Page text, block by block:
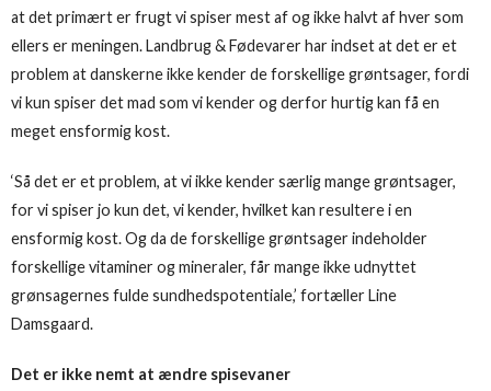
at det primært er frugt vi spiser mest af og ikke halvt af hver som
ellers er meningen. Landbrug & Fødevarer har indset at det er et
problem at danskerne ikke kender de forskellige grøntsager, fordi
vi kun spiser det mad som vi kender og derfor hurtig kan få en
meget ensformig kost.
‘Så det er et problem, at vi ikke kender særlig mange grøntsager,
for vi spiser jo kun det, vi kender, hvilket kan resultere i en
ensformig kost. Og da de forskellige grøntsager indeholder
forskellige vitaminer og mineraler, får mange ikke udnyttet
grønsagernes fulde sundhedspotentiale,’ fortæller Line
Damsgaard.
Det er ikke nemt at ændre spisevaner